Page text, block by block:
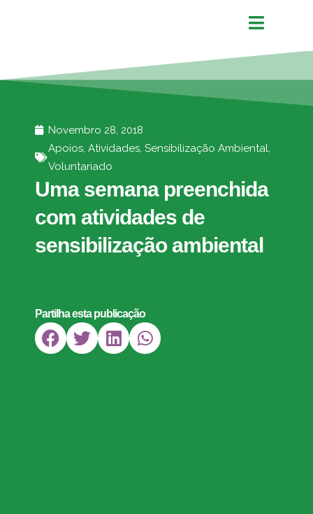
Novembro 28, 2018
Apoios, Atividades, Sensibilização Ambiental,
Voluntariado
Uma semana preenchida
com atividades de
sensibilização ambiental
Partilha esta publicação